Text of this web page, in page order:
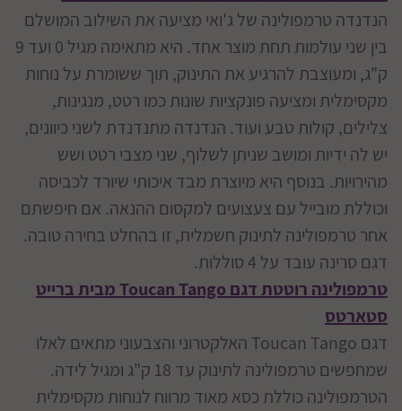
הנדנדה טרמפולינה של ג'ואי מציעה את השילוב המושלם
בין שני עולמות תחת מוצר אחד. היא מתאימה מגיל 0 ועד 9
ק"ג, ומעוצבת להרגיע את התינוק, תוך ששומרת על נוחות
מקסימלית ומציעה פונקציות שונות כמו רטט, מנגינות,
צלילים, קולות טבע ועוד. הנדנדה מתנדנדת לשני כיוונים,
יש לה ידיות ומושב שניתן לשלוף, שני מצבי רטט ושש
מהירויות. בנוסף היא מיוצרת מבד איכותי שיורד לכביסה
וכוללת מובייל עם צעצועים למקסום ההנאה. אם חיפשתם
אחר טרמפולינה לתינוק חשמלית, זו בהחלט בחירה טובה.
דגם סרינה עובד על 4 סוללות.
טרמפולינה רוטטת דגם Toucan Tango מבית ברייט
סטארטס
דגם Toucan Tango האלקטרוני והצבעוני מתאים לאלו
שמחפשים טרמפולינה לתינוק עד 18 ק"ג ומגיל לידה.
הטרמפולינה כוללת כסא מאוד מרווח לנוחות מקסימלית